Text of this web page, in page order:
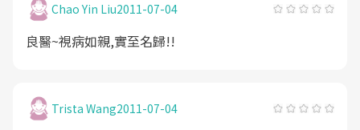
Chao Yin Liu2011-07-04
良醫~視病如親,實至名歸!!
Trista Wang2011-07-04